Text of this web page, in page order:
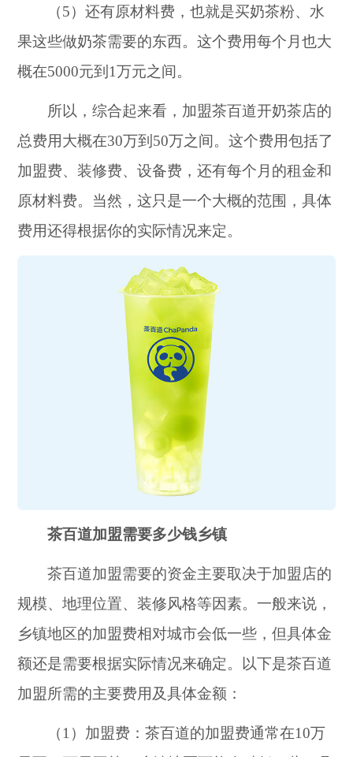
（5）还有原材料费，也就是买奶茶粉、水
果这些做奶茶需要的东西。这个费用每个月也大
概在5000元到1万元之间。
所以，综合起来看，加盟茶百道开奶茶店的
总费用大概在30万到50万之间。这个费用包括了
加盟费、装修费、设备费，还有每个月的租金和
原材料费。当然，这只是一个大概的范围，具体
费用还得根据你的实际情况来定。
茶百道加盟需要多少钱乡镇
茶百道加盟需要的资金主要取决于加盟店的
规模、地理位置、装修风格等因素。一般来说，
乡镇地区的加盟费相对城市会低一些，但具体金
额还是需要根据实际情况来确定。以下是茶百道
加盟所需的主要费用及具体金额：
（1）加盟费：茶百道的加盟费通常在10万